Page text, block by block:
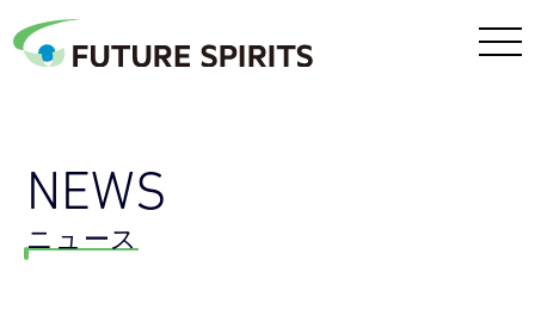
NEWS
ニュース